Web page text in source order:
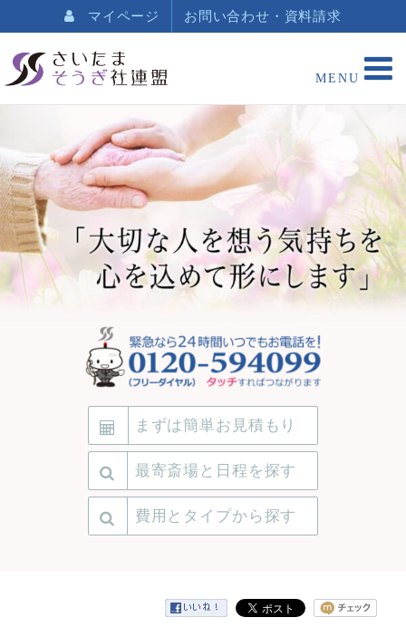
マイページ お問い合わせ・資料請求
まずは簡単お見積もり
最寄斎場と日程を探す
費用とタイプから探す